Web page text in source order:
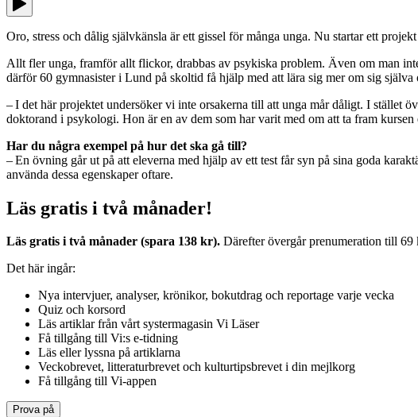
Oro, stress och dålig självkänsla är ett gissel för många unga. Nu startar ett
Allt fler unga, framför allt flickor, drabbas av psykiska problem. Även om man
därför 60 gymnasister i Lund på skoltid få hjälp med att lära sig mer om sig själva
– I det här projektet undersöker vi inte orsakerna till att unga mår dåligt. I stället
doktorand i psykologi. Hon är en av dem som har varit med om att ta fram kursen
Har du några exempel på hur det ska gå till?
– En övning går ut på att eleverna med hjälp av ett test får syn på sina goda
använda dessa egenskaper oftare.
Läs gratis i två månader!
Läs gratis i två månader (spara 138 kr). Därefter övergår prenumeration till 69
Det här ingår:
Nya intervjuer, analyser, krönikor, bokutdrag och reportage varje vecka
Quiz och korsord
Läs artiklar från vårt systermagasin Vi Läser
Få tillgång till Vi:s e-tidning
Läs eller lyssna på artiklarna
Veckobrevet, litteraturbrevet och kulturtipsbrevet i din mejlkorg
Få tillgång till Vi-appen
Prova på